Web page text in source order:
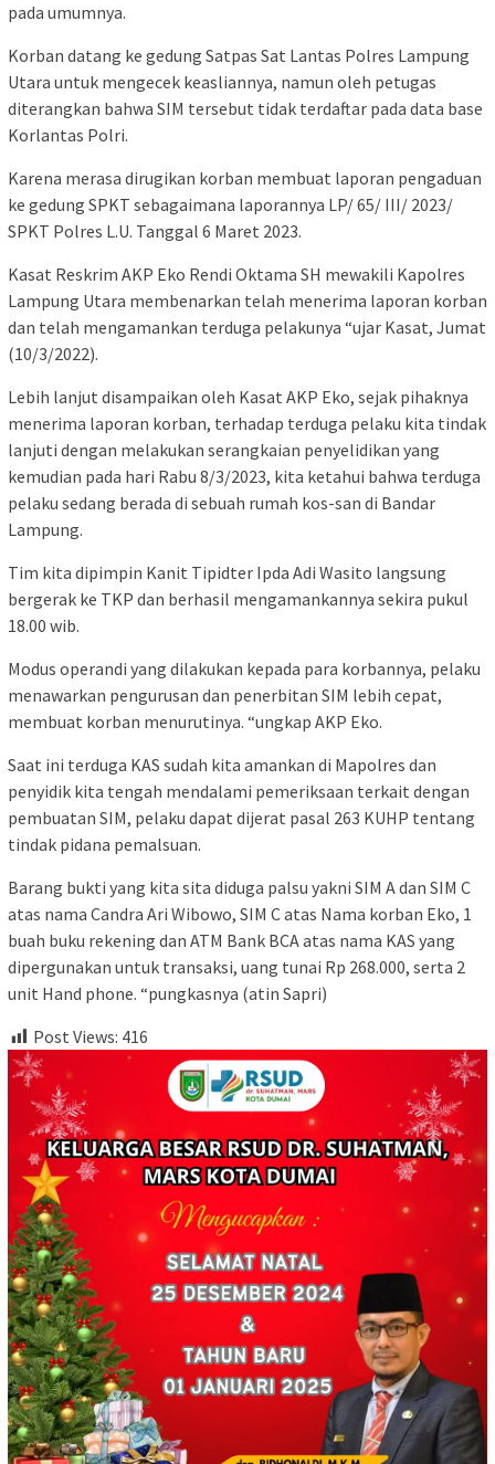
pada umumnya.
Korban datang ke gedung Satpas Sat Lantas Polres Lampung
Utara untuk mengecek keasliannya, namun oleh petugas
diterangkan bahwa SIM tersebut tidak terdaftar pada data base
Korlantas Polri.
Karena merasa dirugikan korban membuat laporan pengaduan
ke gedung SPKT sebagaimana laporannya LP/ 65/ III/ 2023/
SPKT Polres L.U. Tanggal 6 Maret 2023.
Kasat Reskrim AKP Eko Rendi Oktama SH mewakili Kapolres
Lampung Utara membenarkan telah menerima laporan korban
dan telah mengamankan terduga pelakunya “ujar Kasat, Jumat
(10/3/2022).
Lebih lanjut disampaikan oleh Kasat AKP Eko, sejak pihaknya
menerima laporan korban, terhadap terduga pelaku kita tindak
lanjuti dengan melakukan serangkaian penyelidikan yang
kemudian pada hari Rabu 8/3/2023, kita ketahui bahwa terduga
pelaku sedang berada di sebuah rumah kos-san di Bandar
Lampung.
Tim kita dipimpin Kanit Tipidter Ipda Adi Wasito langsung
bergerak ke TKP dan berhasil mengamankannya sekira pukul
18.00 wib.
Modus operandi yang dilakukan kepada para korbannya, pelaku
menawarkan pengurusan dan penerbitan SIM lebih cepat,
membuat korban menurutinya. “ungkap AKP Eko.
Saat ini terduga KAS sudah kita amankan di Mapolres dan
penyidik kita tengah mendalami pemeriksaan terkait dengan
pembuatan SIM, pelaku dapat dijerat pasal 263 KUHP tentang
tindak pidana pemalsuan.
Barang bukti yang kita sita diduga palsu yakni SIM A dan SIM C
atas nama Candra Ari Wibowo, SIM C atas Nama korban Eko, 1
buah buku rekening dan ATM Bank BCA atas nama KAS yang
dipergunakan untuk transaksi, uang tunai Rp 268.000, serta 2
unit Hand phone. “pungkasnya (atin Sapri)
Post Views: 416